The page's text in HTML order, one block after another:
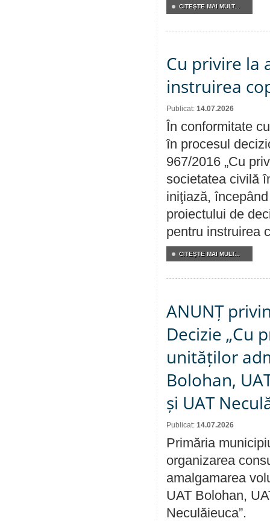
CITEŞTE MAI MULT...
Cu privire la
instruirea
Publicat: 14.07.2026
În conformitate
în procesul
967/2016 „Cu
societatea civilă
iniţiază,
proiectului de
pentru instruirea
CITEŞTE MAI MULT...
ANUNȚ
Decizie „Cu
unităților
Bolohan,
și UAT
Publicat: 14.07.2026
Primăria
organizarea
amalgamarea
UAT Bolohan,
Neculăieuca”.